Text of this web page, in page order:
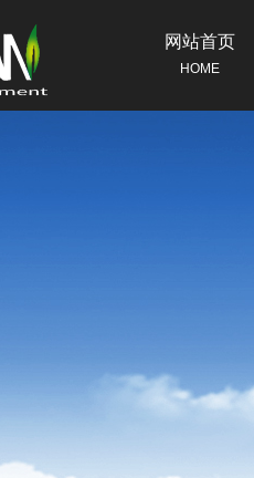
网站首页
HOME